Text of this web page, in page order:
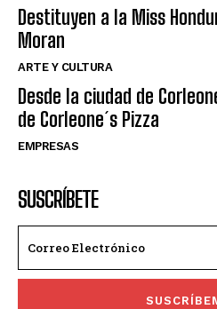
Destituyen a la Miss
Moran
ARTE Y CULTURA
Desde la ciudad de
de Corleone´s Pizza
EMPRESAS
SUSCRÍBETE